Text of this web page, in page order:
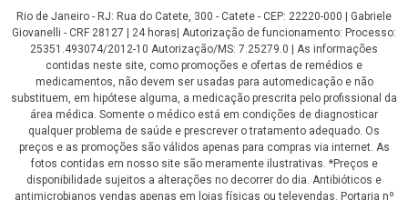
Rio de Janeiro - RJ: Rua do Catete, 300 - Catete - CEP: 22220-000 | Gabriele
Giovanelli - CRF 28127 | 24 horas| Autorização de funcionamento: Processo:
25351.493074/2012-10 Autorização/MS: 7.25279.0 | As informações
contidas neste site, como promoções e ofertas de remédios e
medicamentos, não devem ser usadas para automedicação e não
substituem, em hipótese alguma, a medicação prescrita pelo profissional da
área médica. Somente o médico está em condições de diagnosticar
qualquer problema de saúde e prescrever o tratamento adequado. Os
preços e as promoções são válidos apenas para compras via internet. As
fotos contidas em nosso site são meramente ilustrativas. *Preços e
disponibilidade sujeitos a alterações no decorrer do dia. Antibióticos e
antimicrobianos vendas apenas em lojas físicas ou televendas. Portaria nº